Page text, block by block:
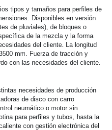
tipos y tamaños para perfiles de
Disponibles en versión
de pluviales), de bloques o
de la mezcla y la forma
del cliente. La longitud
mm. Fuerza de tracción y
con las necesidades del cliente.
necesidades de producción
de disco con carro
neumático o motor sin
para perfiles y tubos, hasta la
con gestión electrónica del